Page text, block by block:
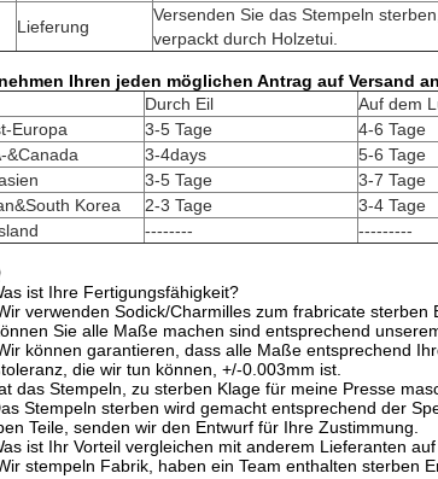
Lieferung
Versenden Sie das Stempeln
verpackt durch Holzetui.
Ihren jeden möglichen Antrag auf Versand
Durch Eil
Auf dem
Europa
3-5 Tage 4-6 Tage
&Canada
3-4days 5-6 Tage
3-5 Tage 3-7 Tage
Korea
2-3 Tage 3-4 Tage
-------- ---------
ist Ihre Fertigungsfähigkeit?
verwenden Sodick/Charmilles zum frabricate
Sie alle Maße machen sind entsprechend
können garantieren, dass alle Maße entsprechend
die wir tun können, +/-0.003mm ist.
das Stempeln, zu sterben Klage für meine Presse
Stempeln sterben wird gemacht entsprechend der
Teile, senden wir den Entwurf für Ihre Zustimmung.
ist Ihr Vorteil vergleichen mit anderem Lieferanten
stempeln Fabrik, haben ein Team enthalten sterben